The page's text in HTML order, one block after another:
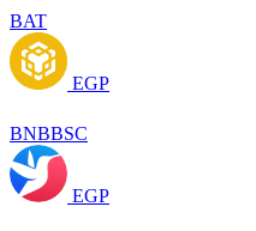
BAT
EGP
BNBBSC
EGP